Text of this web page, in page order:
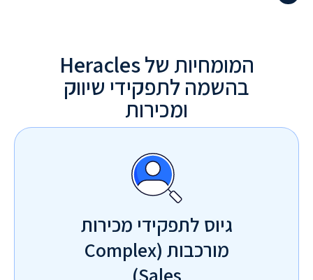
המומחיות של Heracles
בהשמה לתפקידי שיווק
ומכירות
גיוס לתפקידי מכירות
מורכבות (Complex
Sales)